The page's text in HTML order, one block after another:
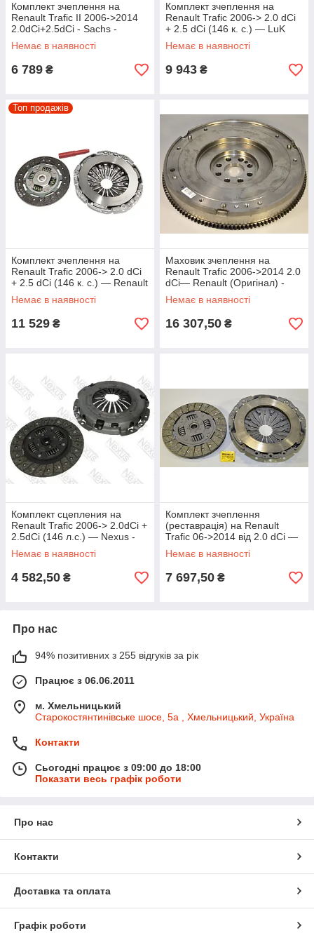
Комплект зчеплення на
Renault Trafic II 2006->2014
2.0dCi+2.5dCi - Sachs -
3000950551
Немає в наявності
6 789 ₴
Комплект зчеплення на
Renault Trafic 2006-> 2.0 dCi
+ 2.5 dCi (146 к. с.) — LuK
(Німеччина) - 624337909
Немає в наявності
9 943 ₴
Топ продажів
Комплект зчеплення на
Renault Trafic 2006-> 2.0 dCi
+ 2.5 dCi (146 к. с.) — Renault
(Оригінал) - 8201516550
Немає в наявності
11 529 ₴
Маховик зчеплення на
Renault Trafic 2006->2014 2.0
dCi— Renault (Оригінал) -
8200803408
Немає в наявності
16 307,50 ₴
Комплект сцепления на
Renault Trafic 2006-> 2.0dCi +
2.5dCi (146 л.с.) — Nexus -
F1R091NX
Немає в наявності
4 582,50 ₴
Комплект зчеплення
(реставрація) на Renault
Trafic 06->2014 від 2.0 dCi —
Renault (Оригінал) -
7711497160
Немає в наявності
7 697,50 ₴
Про нас
94% позитивних з 255 відгуків за рік
Працює з 06.06.2011
м. Хмельницький
Старокостянтинівське шосе, 5а , Хмельницький, Україна
Контакти
Сьогодні працює з 09:00 до 18:00
Показати весь графік роботи
Про нас
Контакти
Доставка та оплата
Графік роботи